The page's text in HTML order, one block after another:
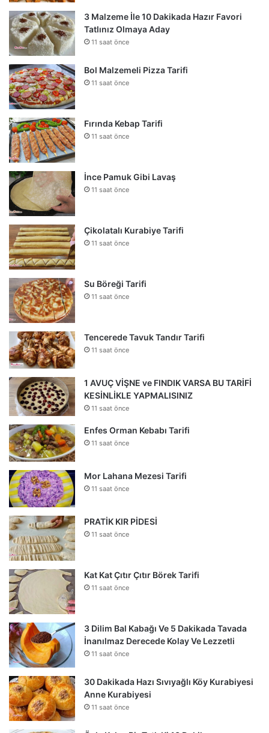
3 Malzeme İle 10 Dakikada Hazır Favori
Tatlınız Olmaya Aday
11 saat önce
Bol Malzemeli Pizza Tarifi
11 saat önce
Fırında Kebap Tarifi
11 saat önce
İnce Pamuk Gibi Lavaş
11 saat önce
Çikolatalı Kurabiye Tarifi
11 saat önce
Su Böreği Tarifi
11 saat önce
Tencerede Tavuk Tandır Tarifi
11 saat önce
1 AVUÇ VİŞNE ve FINDIK VARSA BU TARİFİ
KESİNLİKLE YAPMALISINIZ
11 saat önce
Enfes Orman Kebabı Tarifi
11 saat önce
Mor Lahana Mezesi Tarifi
11 saat önce
PRATİK KIR PİDESİ
11 saat önce
Kat Kat Çıtır Çıtır Börek Tarifi
11 saat önce
3 Dilim Bal Kabağı Ve 5 Dakikada Tavada
İnanılmaz Derecede Kolay Ve Lezzetli
11 saat önce
30 Dakikada Hazı Sıvıyağlı Köy Kurabiyesi
Anne Kurabiyesi
11 saat önce